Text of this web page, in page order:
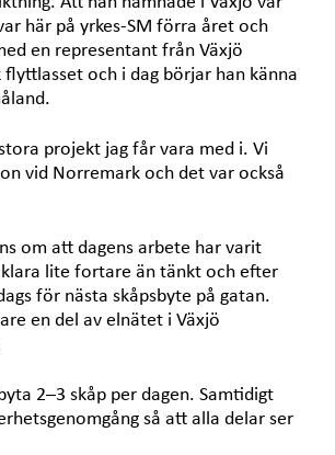
här på yrkes-SM förra året och
en representant från Växjö
flyttlasset och i dag börjar han känna
projekt jag får vara med i. Vi
vid Norremark och det var också
om att dagens arbete har varit
klara lite fortare än tänkt och efter
för nästa skåpsbyte på gatan.
en del av elnätet i Växjö
2–3 skåp per dagen. Samtidigt
så att alla delar ser